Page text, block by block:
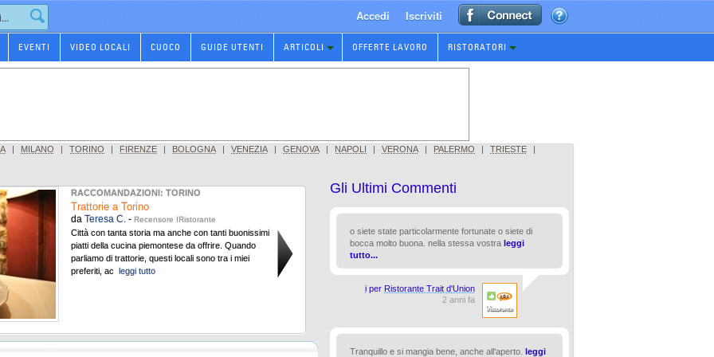
Accedi Iscriviti
EVENTI VIDEO LOCALI CUOCO GUIDE UTENTI ARTICOLI OFFERTE LAVORO RISTORATORI
| MILANO | TORINO | FIRENZE | BOLOGNA | VENEZIA | GENOVA | NAPOLI | VERONA | PALERMO | TRIESTE
|
RACCOMANDAZIONI: TORINO
Trattorie a Torino
da Teresa C. - Recensore IRistorante
Città con tanta storia ma anche con tanti buonissimi
piatti della cucina piemontese da offrire. Quando
parliamo di trattorie, questi locali sono tra i miei
preferiti, ac
leggi tutto
Ristoranti con cucina curata a Torino
Franco F.
a Torino, f
Gli Ultimi Commenti
o siete state particolarmente fortunate o siete di
bocca molto buona. nella stessa vostra leggi
tutto...
i per Ristorante Trait d'Union
2 anni fa
Tranquillo e si mangia bene, anche all'aperto. leggi